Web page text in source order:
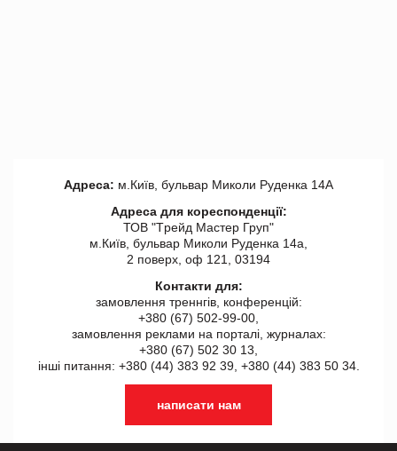
Адреса: м.Київ, бульвар Миколи Руденка 14А
Адреса для кореспонденції:
ТОВ "Tрейд Мастер Груп"
м.Київ, бульвар Миколи Руденка 14а,
2 поверх, оф 121, 03194
Контакти для:
замовлення треннгів, конференцій:
+380 (67) 502-99-00,
замовлення реклами на порталі, журналах:
+380 (67) 502 30 13,
інші питання: +380 (44) 383 92 39, +380 (44) 383 50 34.
написати нам